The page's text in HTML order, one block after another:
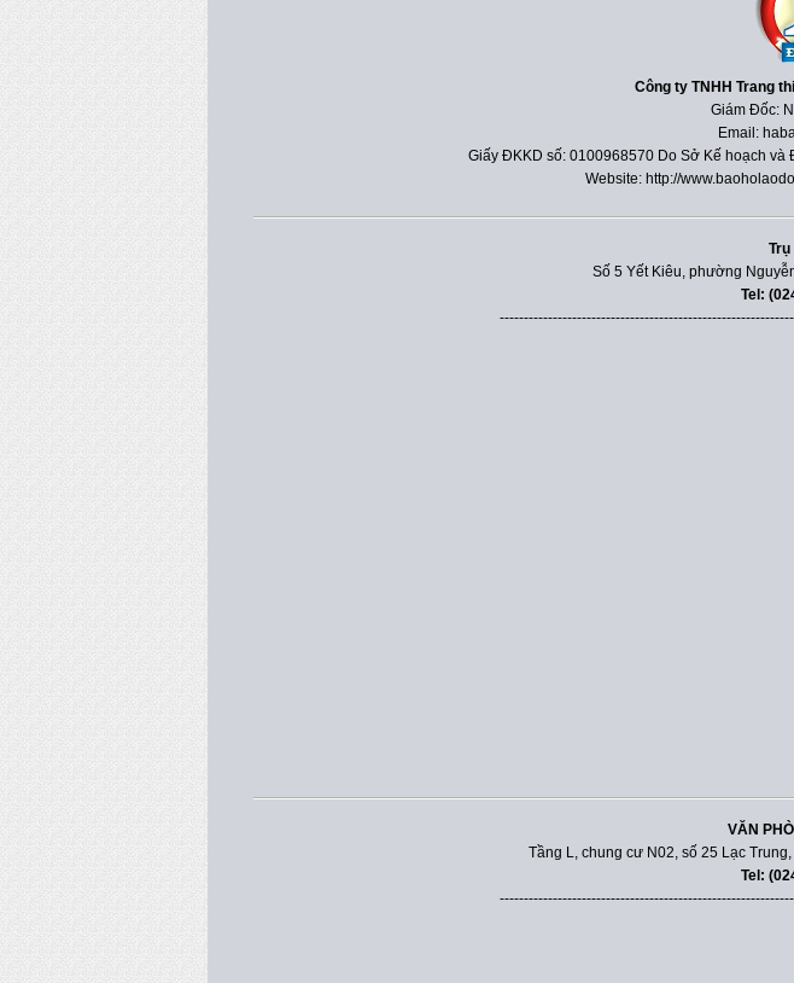
Công ty TNHH Trang
Giám Đốc:
Email:
Giấy ĐKKD số: 0100968570 Do Sở Kế hoạch
Website: http://
Số 5 Yết Kiêu, phường
Tel:
VĂN
Tầng L, chung cư N02, số 25 Lạc
Tel: